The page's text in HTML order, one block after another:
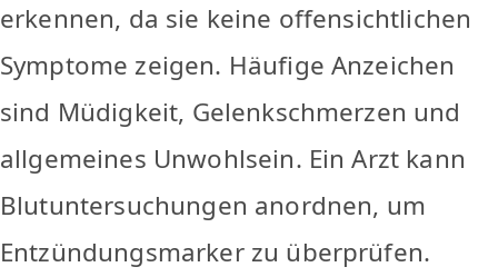
erkennen, da sie keine offensichtlichen
Symptome zeigen. Häufige Anzeichen
sind Müdigkeit, Gelenkschmerzen und
allgemeines Unwohlsein. Ein Arzt kann
Blutuntersuchungen anordnen, um
Entzündungsmarker zu überprüfen.